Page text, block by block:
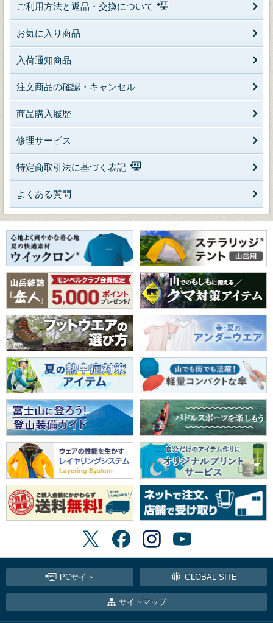
ご利用方法と返品・交換について
お気に入り商品
入荷通知商品
注文商品の確認・キャンセル
商品購入履歴
修理サービス
特定商取引法に基づく表記
よくある質問
PCサイト GLOBAL SITE
サイトマップ